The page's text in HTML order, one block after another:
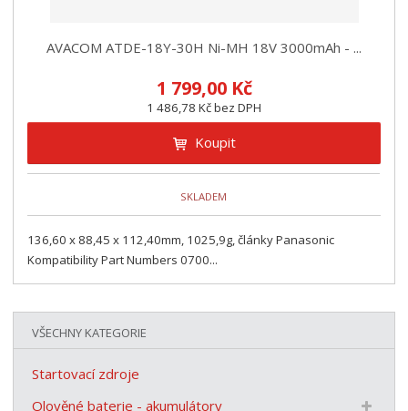
AVACOM ATDE-18Y-30H Ni-MH 18V 3000mAh - ...
1 799,00 Kč
1 486,78 Kč bez DPH
Koupit
SKLADEM
136,60 x 88,45 x 112,40mm, 1025,9g, články Panasonic
Kompatibility Part Numbers 0700...
VŠECHNY KATEGORIE
Startovací zdroje
Olověné baterie - akumulátory